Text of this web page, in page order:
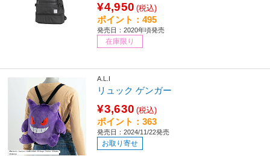
¥4,950 (税込)
ポイント：495
発売日：2020年頃発売
在庫限り
A.L.I
リュック ゲンガー
¥3,630 (税込)
ポイント：363
発売日：2024/11/22発売
お取り寄せ